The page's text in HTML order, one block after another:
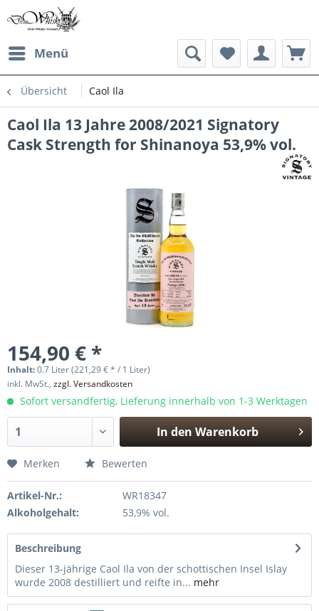
Menü
Übersicht Caol Ila
Caol Ila 13 Jahre 2008/2021 Signatory
Cask Strength for Shinanoya 53,9% vol.
154,90 € *
Inhalt:0.7 Liter (221,29 € * / 1 Liter)
inkl. MwSt., zzgl. Versandkosten
Sofort versandfertig, Lieferung innerhalb von 1-3 Werktagen
In den Warenkorb
Merken Bewerten
Artikel-Nr.:
WR18347
Alkoholgehalt:
53,9% vol.
Beschreibung
Dieser 13-jährige Caol Ila von der schottischen Insel Islay
wurde 2008 destilliert und reifte in... mehr